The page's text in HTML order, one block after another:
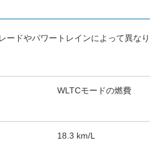
ードやパワートレインによって異なり
WLTCモードの燃費
18.3 km/L